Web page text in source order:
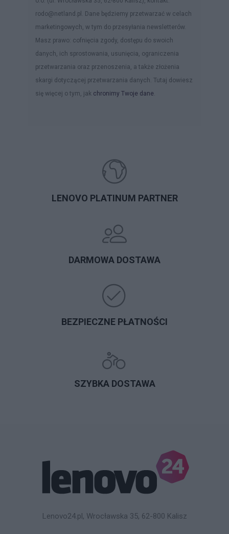
rodo@netland.pl. Dane będziemy przetwarzać w celach
marketingowych, w tym do przesyłania newsletterów.
Masz prawo: cofnięcia zgody, dostępu do swoich
danych, ich sprostowania, usunięcia, ograniczenia
przetwarzania oraz przenoszenia, a także złożenia
skargi dotyczącej przetwarzania danych. Tutaj dowiesz
się więcej o tym, jak chronimy Twoje dane.
LENOVO PLATINUM PARTNER
DARMOWA DOSTAWA
BEZPIECZNE PŁATNOŚCI
SZYBKA DOSTAWA
Lenovo24.pl, Wrocławska 35, 62-800 Kalisz